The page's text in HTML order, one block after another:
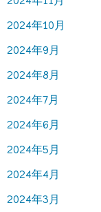
2024年10月
2024年9月
2024年8月
2024年7月
2024年6月
2024年5月
2024年4月
2024年3月